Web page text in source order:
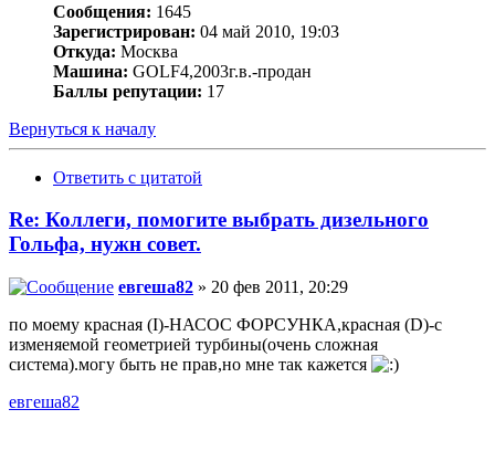
Сообщения: 1645
Зарегистрирован: 04 май 2010, 19:03
Откуда: Москва
Машина: GOLF4,2003г.в.-продан
Баллы репутации: 17
Вернуться к началу
Ответить с цитатой
Re: Коллеги, помогите выбрать дизельного
Гольфа, нужн совет.
евгеша82 » 20 фев 2011, 20:29
по моему красная (I)-НАСОС ФОРСУНКА,красная (D)-с
изменяемой геометрией турбины(очень сложная
система).могу быть не прав,но мне так кажется
евгеша82